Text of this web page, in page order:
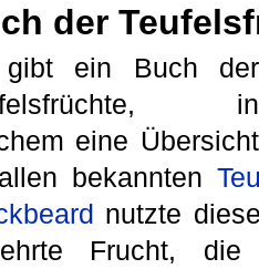
der
ein Buch der
in
eine Übersicht
bekannten
nutzte
Frucht, die